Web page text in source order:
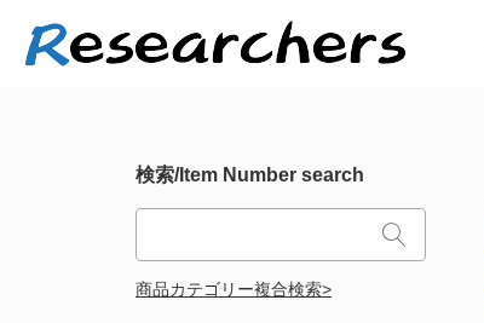
検索/Item Number search
商品カテゴリー複合検索>